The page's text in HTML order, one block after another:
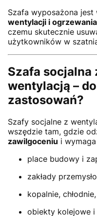
Szafa wyposażona jest
wentylacji i
czemu skutecznie
użytkowników w
Szafa socjalna
wentylacją –
zastosowań?
Szafy socjalne z
wszędzie tam, gdzie
zawilgoceniu i
place budowy i
zakłady
kopalnie,
obiekty kolejowe